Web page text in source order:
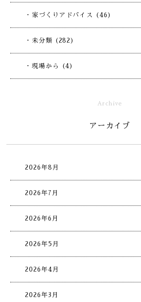
・家づくりアドバイス (46)
・未分類 (282)
・現場から (4)
Archive
アーカイブ
2026年8月
2026年7月
2026年6月
2026年5月
2026年4月
2026年3月